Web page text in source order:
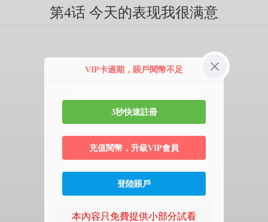
第4话 今天的表现我很满意
VIP卡過期，賬戶閱幣不足
3秒快速註冊
充值閱幣，升級VIP會員
登陸賬戶
本內容只免費提供小部分試看